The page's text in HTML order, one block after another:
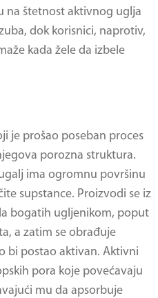
na štetnost aktivnog uglja
dok korisnici, naprotiv,
kada žele da izbele
je prošao poseban proces
porozna struktura.
ima ogromnu površinu
supstance. Proizvodi se iz
bogatih ugljenikom, poput
a zatim se obrađuje
bi postao aktivan. Aktivni
pora koje povećavaju
mu da apsorbuje